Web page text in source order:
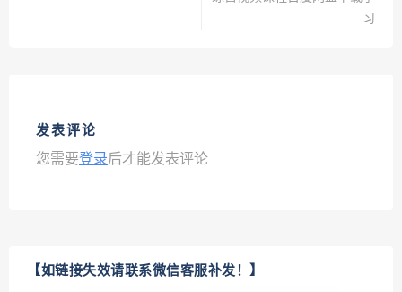
习
发表评论
您需要登录后才能发表评论
【如链接失效请联系微信客服补发！】